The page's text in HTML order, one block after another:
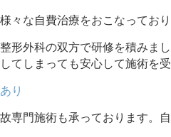
々な自費治療をおこなっており
形外科の双方で研修を積みま
てしまっても安心して施術を受
り
専門施術も承っております。